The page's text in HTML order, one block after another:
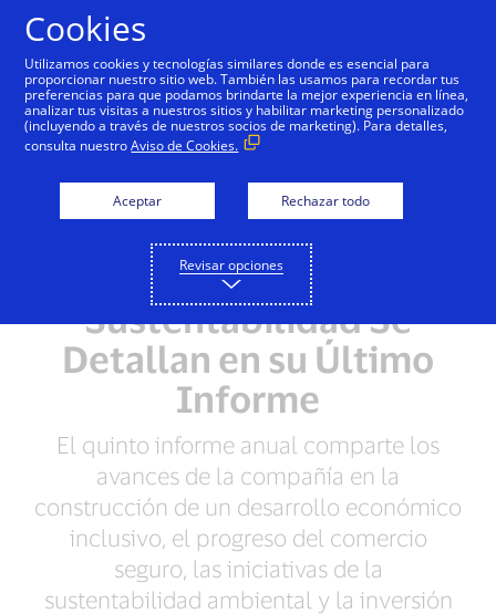
NOTAS DE PRENSA
El Liderazgo Global y los
Avances de Visa en
Responsabilidad
Corporativa y
Sustentabilidad Se
Detallan en su Último
Informe
El quinto informe anual comparte los
avances de la compañía en la
construcción de un desarrollo económico
inclusivo, el progreso del comercio
seguro, las iniciativas de la
sustentabilidad ambiental y la inversión
Cookies
Utilizamos cookies y tecnologías similares donde es esencial para
proporcionar nuestro sitio web. También las usamos para recordar tus
preferencias para que podamos brindarte la mejor experiencia en línea,
analizar tus visitas a nuestros sitios y habilitar marketing personalizado
(incluyendo a través de nuestros socios de marketing). Para detalles,
consulta nuestroAviso de Cookies.
Aceptar Rechazar todo
Revisar opciones